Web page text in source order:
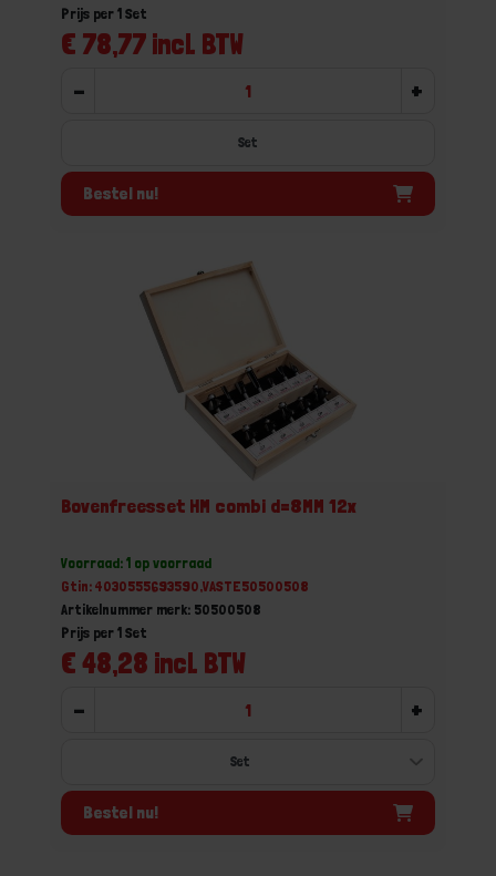
€ 78,77 incl. BTW
Prijs per 1 Set
- +
Set
Bestel nu!
Bovenfreesset HM combi d=8MM 12x
Voorraad: 1 op voorraad
Gtin: 4030555693590,VASTE50500508
Artikelnummer merk: 50500508
€ 48,28 incl. BTW
Prijs per 1 Set
- +
Bestel nu!